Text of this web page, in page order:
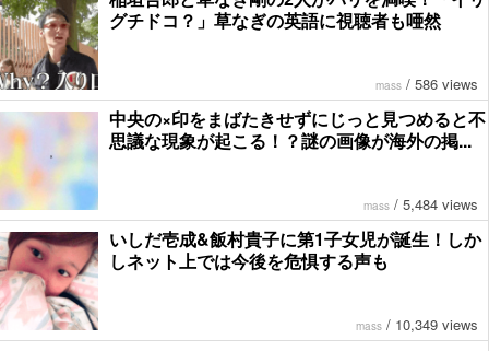
グチドコ？」草なぎの英語に視聴者も唖然
mass / 586 views
中央の×印をまばたきせずにじっと見つめると不
思議な現象が起こる！？謎の画像が海外の掲...
mass / 5,484 views
いしだ壱成&飯村貴子に第1子女児が誕生！しか
しネット上では今後を危惧する声も
mass / 10,349 views